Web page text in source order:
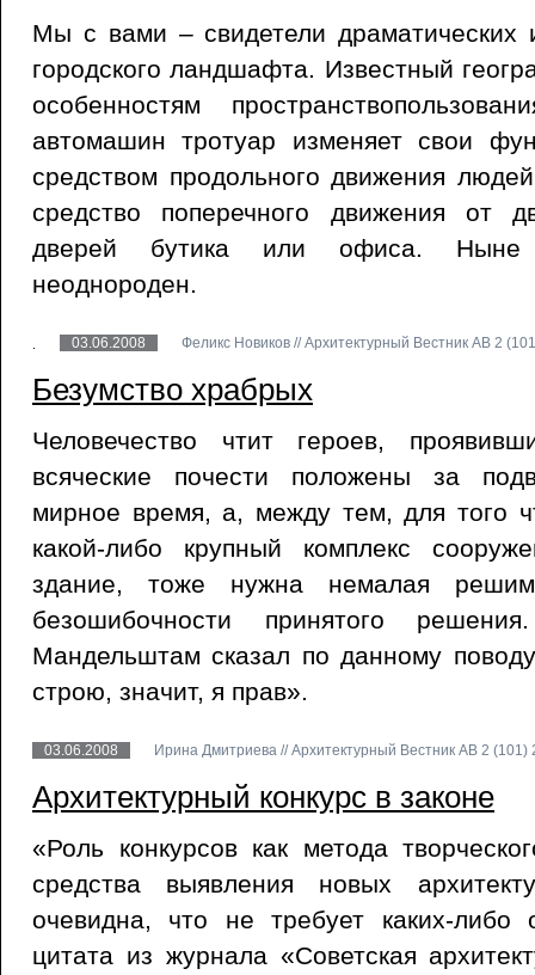
Мы с вами – свидетели драматических
городского ландшафта. Известный
особенностям
автомашин тротуар изменяет свои
средством продольного движения
средство поперечного движения от
дверей бутика или офиса. Ныне
неоднороден.
03.06.2008 Феликс Новиков // Архитектурный Вестник АВ 2
Безумство храбрых
Человечество чтит героев,
всяческие почести положены за
мирное время, а, между тем, для того
какой-либо крупный комплекс
здание, тоже нужна немалая
безошибочности принятого
Мандельштам сказал по данному
строю, значит, я прав».
03.06.2008 Ирина Дмитриева // Архитектурный Вестник АВ 2 (101)
Архитектурный конкурс в законе
«Роль конкурсов как метода
средства выявления новых
очевидна, что не требует каких-
цитата из журнала «Советская